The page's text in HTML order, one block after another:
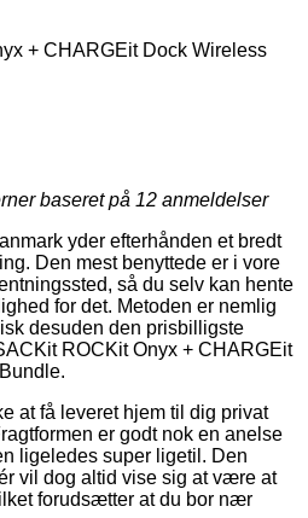
+ CHARGEit Dock Wireless
baseret på 12 anmeldelser
yder efterhånden et bredt
Den mest benyttede er i vore
så du selv kan hente
for det. Metoden er nemlig
desuden den prisbilligste
ROCKit Onyx + CHARGEit
at få leveret hjem til dig privat
er godt nok en anelse
ligeledes super ligetil. Den
vil dog altid vise sig at være at
forudsætter at du bor nær